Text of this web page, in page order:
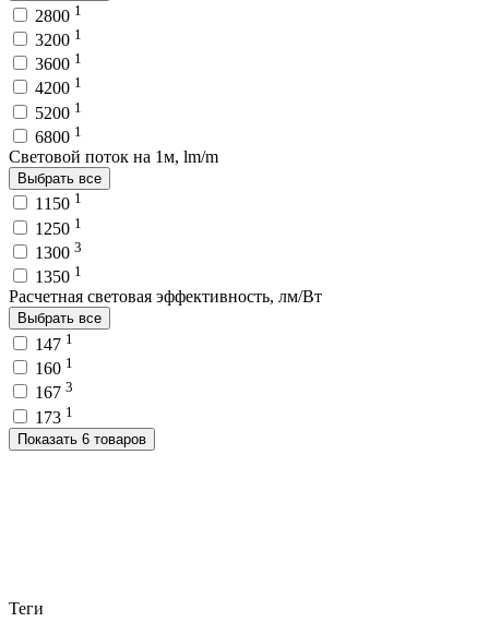
2800 1
3200 1
3600 1
4200 1
5200 1
6800 1
Световой поток на 1м, lm/m
Выбрать все
1150 1
1250 1
1300 3
1350 1
Расчетная световая эффективность, лм/Вт
Выбрать все
147 1
160 1
167 3
173 1
Показать 6 товаров
Теги